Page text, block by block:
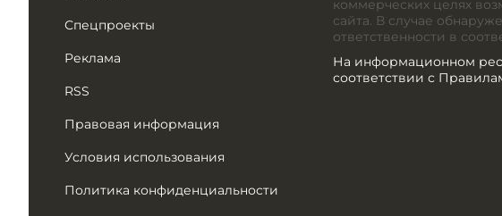
Спецпроекты
Реклама
RSS
Правовая информация
Условия использования
Политика конфиденциальности
коммерческих целях
сайта. В случае
ответственности в
На информационном
соответствии с